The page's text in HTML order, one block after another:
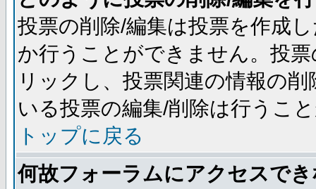
投票の削除/編集は投票を作成
か行うことができません。投
リックし、投票関連の情報の
いる投票の編集/削除は行うこ
トップに戻る
何故フォーラムにアクセスで